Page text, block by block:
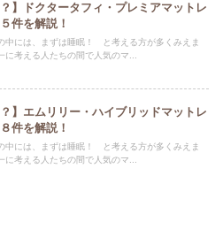
？】ドクタータフィ・プレミアマットレ
件を解説！
中には、まずは睡眠！ と考える方が多くみえま
に考える人たちの間で人気のマ...
？】エムリリー・ハイブリッドマットレ
件を解説！
中には、まずは睡眠！ と考える方が多くみえま
に考える人たちの間で人気のマ...